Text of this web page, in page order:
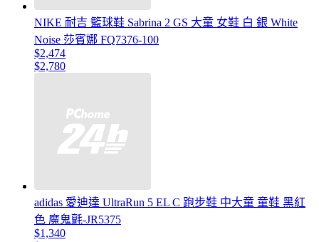
NIKE 耐吉 籃球鞋 Sabrina 2 GS 大童 女鞋 白 銀 White
Noise 莎賓娜 FQ7376-100
$2,474
$2,780
adidas 愛迪達 UltraRun 5 EL C 跑步鞋 中大童 童鞋 黑紅
色 魔鬼氈-JR5375
$1,340